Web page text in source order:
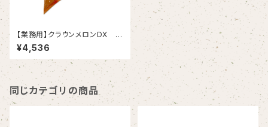
【業務用】クラウンメロンDX 1
kg×4
¥4,536
同じカテゴリの商品